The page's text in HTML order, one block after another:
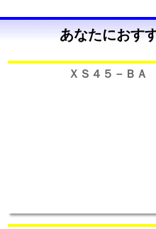
あなたにおす
ＸＳ４５－Ｂ